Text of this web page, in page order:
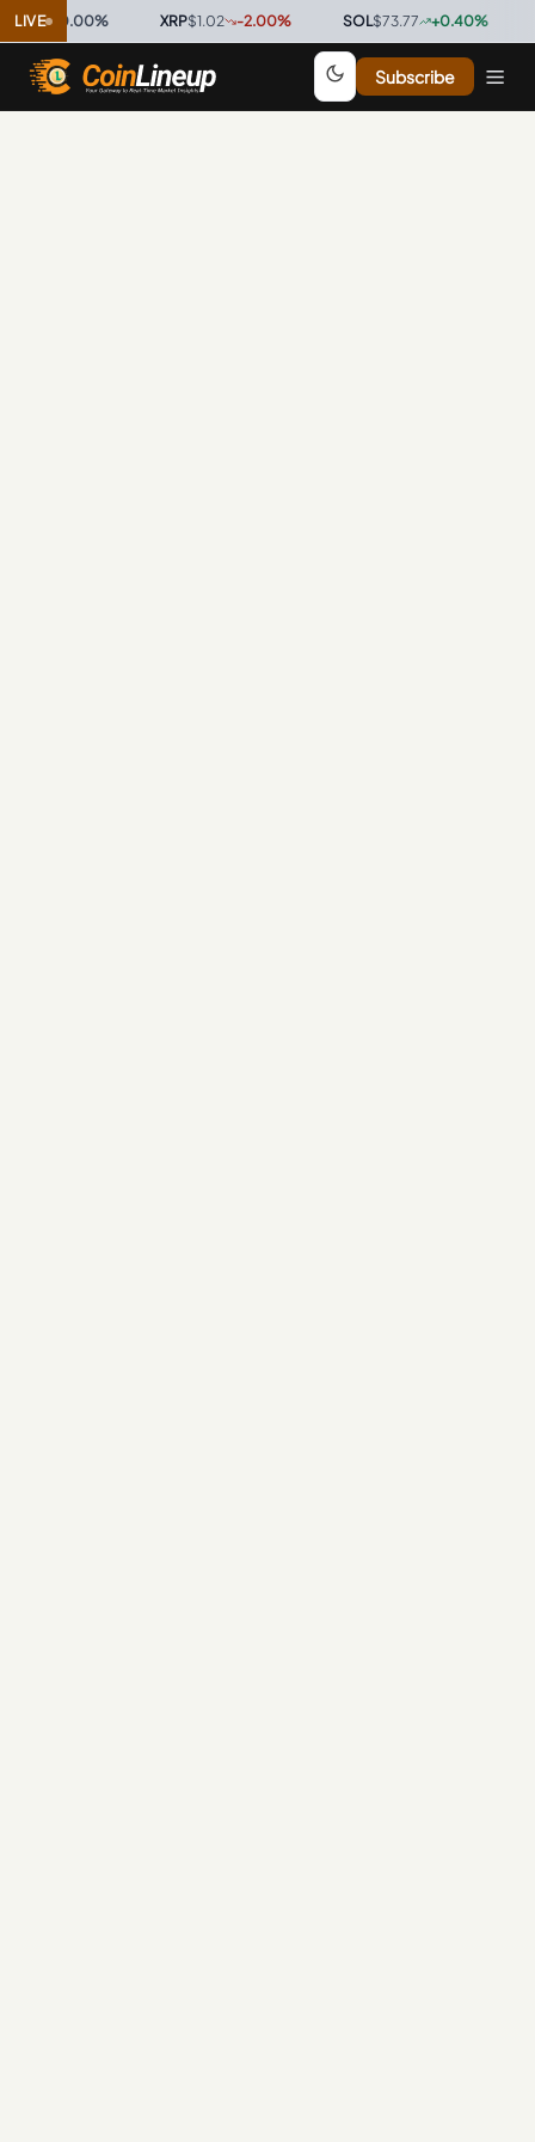
LIVE0.00%· XRP$1.02 -2.00%· SOL$73.77 +0.40%·
Subscribe